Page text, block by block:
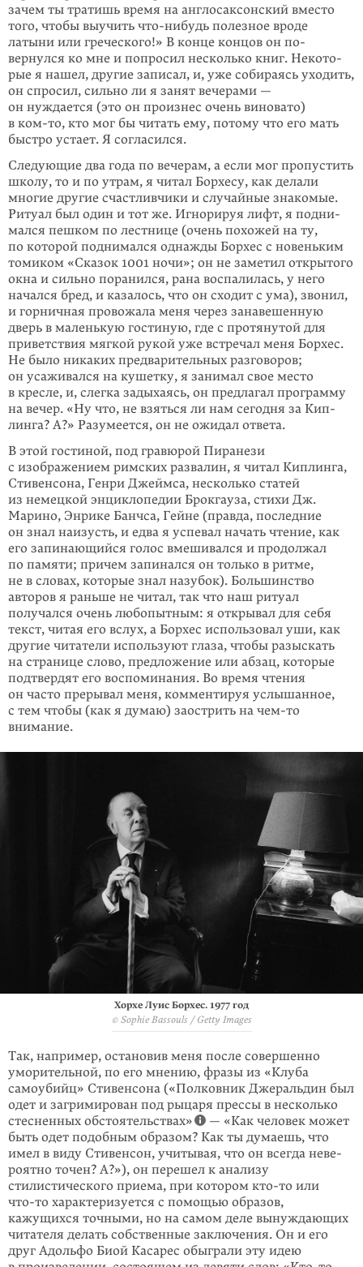
зачем ты тратишь время на англо­саксонский вместо
того, чтобы выучить что-нибудь полезное вроде
латыни или грече­ского!» В конце концов он по­
вернулся ко мне и попросил несколько книг. Некото­
рые я нашел, другие записал, и, уже соби­ра­ясь уходить,
он спросил, сильно ли я занят вечерами —
он нуждается (это он произнес очень виновато)
в ком-то, кто мог бы читать ему, пото­му что его мать
быстро устает. Я согла­сился.
Следующие два года по вечерам, а если мог пропус­тить
школу, то и по утрам, я читал Борхесу, как делали
многие другие счастлив­чики и случайные знако­мые.
Ритуал был один и тот же. Игнорируя лифт, я под­ни­
мался пешком по лест­нице (очень похожей на ту,
по которой подни­мался однажды Борхес с новеньким
томиком «Ска­зок 1001 ночи»; он не заметил открытого
окна и сильно поранился, рана воспалилась, у него
начался бред, и казалось, что он схо­дит с ума), звонил,
и горничная прово­жала меня через занавешенную
дверь в маленькую гостиную, где с протянутой для
приветствия мягкой рукой уже встречал меня Борхес.
Не было никаких предва­ритель­ных разгово­ров;
он усаживался на кушетку, я занимал свое место
в кресле, и, слегка задыха­ясь, он предлагал программу
на вечер. «Ну что, не взяться ли нам сегодня за Кип­
линга? А?» Разумеется, он не ожидал ответа.
В этой гостиной, под гравюрой Пиранези
с изображением римских развалин, я читал Киплинга,
Стивенсона, Генри Джеймса, несколько статей
из немецкой энциклопедии Брокгауза, стихи Дж.
Марино, Энрике Банчса, Гейне (правда, последние
он знал наизусть, и едва я успевал начать чтение, как
его запинаю­щийся голос вмешивался и про­дол­жал
по памяти; причем запинался он только в ритме,
не в словах, которые знал назубок). Большинство
авторов я раньше не читал, так что наш ритуал
получался очень любопытным: я открывал для себя
текст, читая его вслух, а Борхес использовал уши, как
другие читатели используют глаза, чтобы разыскать
на странице слово, предло­жение или абзац, которые
подтвердят его воспоминания. Во время чтения
он часто прерывал меня, комментируя услышанное,
с тем чтобы (как я думаю) заострить на чем-то
внимание.
Хорхе Луис Борхес. 1977 год
© Sophie Bassouls / Getty Images
Так, например, остановив меня после совершенно
уморительной, по его мнению, фразы из «Клуба
самоубийц» Стивенсона («Полковник Джеральдин был
одет и загри­мирован под рыцаря прессы в несколько
стесненных обстоя­тельствах»
— «Как человек может
быть одет подобным обра­зом? Как ты думаешь, что
имел в виду Стивенсон, учитывая, что он всегда неве­
роятно точен? А?»), он перешел к анализу
стилистичес­кого приема, при котором кто-то или
что-то характеризуется с помощью образов,
кажущихся точными, но на самом деле вынуждающих
чита­теля делать собственные заключения. Он и его
друг Адольфо Биой Касарес обыграли эту идею